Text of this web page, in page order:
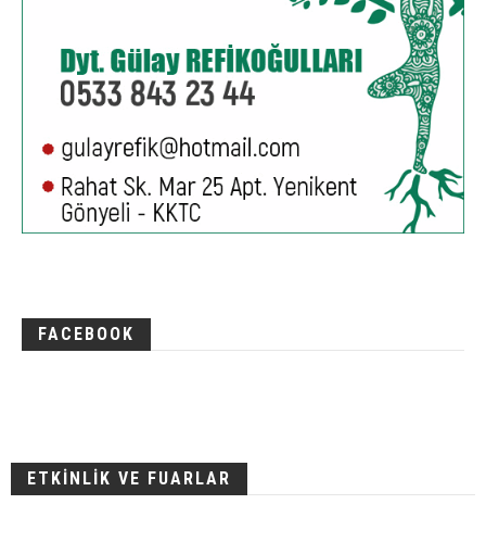
FACEBOOK
ETKİNLİK VE FUARLAR